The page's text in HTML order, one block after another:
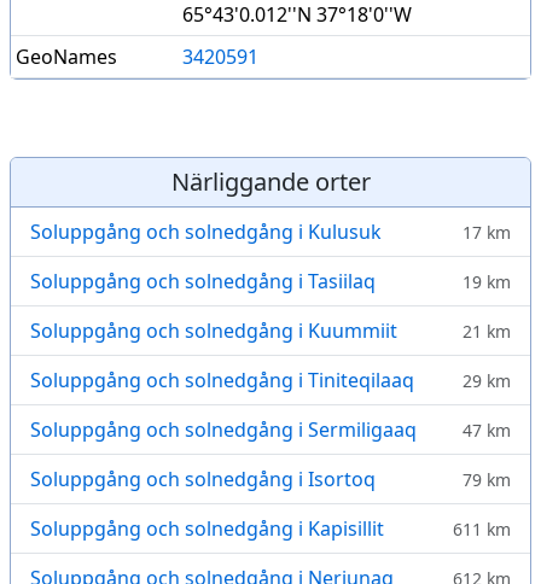
65°43'0.012''N 37°18'0''W
GeoNames
3420591
Närliggande orter
Soluppgång och solnedgång i Kulusuk 17 km
Soluppgång och solnedgång i Tasiilaq 19 km
Soluppgång och solnedgång i Kuummiit 21 km
Soluppgång och solnedgång i Tiniteqilaaq 29 km
Soluppgång och solnedgång i Sermiligaaq 47 km
Soluppgång och solnedgång i Isortoq 79 km
Soluppgång och solnedgång i Kapisillit 611 km
Soluppgång och solnedgång i Neriunaq 612 km